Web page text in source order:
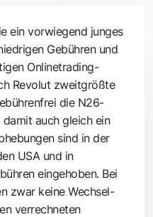
ein vorwiegend junges
Gebühren und
Onlinetrading-
Revolut zweitgrößte
die N26-
auch gleich ein
sind in der
USA und in
eingehoben. Bei
zwar keine Wechsel­
verrechneten